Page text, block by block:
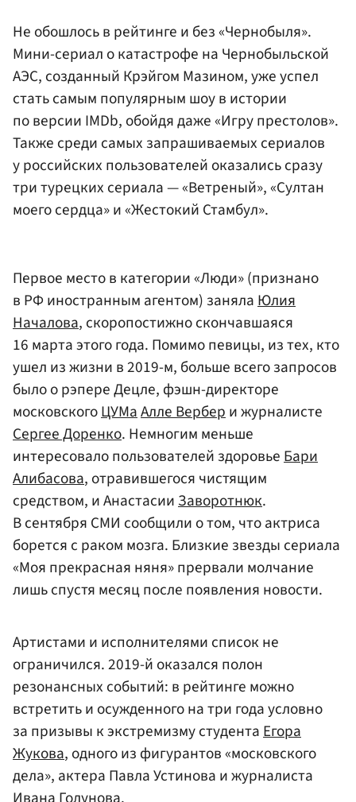
Не обошлось в рейтинге и без «Чернобыля».
Мини-сериал о катастрофе на Чернобыльской
АЭС, созданный Крэйгом Мазином, уже успел
стать самым популярным шоу в истории
по версии IMDb, обойдя даже «Игру престолов».
Также среди самых запрашиваемых сериалов
у российских пользователей оказались сразу
три турецких сериала — «Ветреный», «Султан
моего сердца» и «Жестокий Стамбул».
Первое место в категории «Люди» (признано
в РФ иностранным агентом) занялаЮлия
Началова, скоропостижно скончавшаяся
16 марта этого года. Помимо певицы, из тех, кто
ушел из жизни в 2019-м, больше всего запросов
было о рэпере Децле, фэшн-директоре
московскогоЦУМаАлле Вербери журналисте
Сергее Доренко. Немногим меньше
интересовало пользователей здоровьеБари
Алибасова, отравившегося чистящим
средством, и АнастасииЗаворотнюк.
В сентября СМИ сообщили о том, что актриса
борется с раком мозга. Близкие звезды сериала
«Моя прекрасная няня» прервали молчание
лишь спустя месяц после появления новости.
Артистами и исполнителями список не
ограничился. 2019-й оказался полон
резонансных событий: в рейтинге можно
встретить и осужденного на три года условно
за призывы к экстремизму студентаЕгора
Жукова, одного из фигурантов «московского
дела», актера Павла Устинова и журналиста